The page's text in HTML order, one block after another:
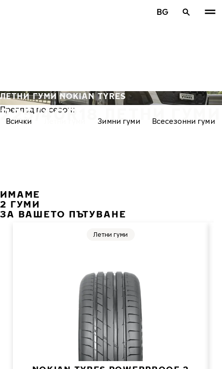
BG
225/40R18 ЛЕТНИ ГУМИ
ЛЕТНИ ГУМИ NOKIAN TYRES
Преглед по сезон:
Всички Зимни гуми Всесезонни гуми
ИМАМЕ
2 ГУМИ
ЗА ВАШЕТО ПЪТУВАНЕ
Летни гуми